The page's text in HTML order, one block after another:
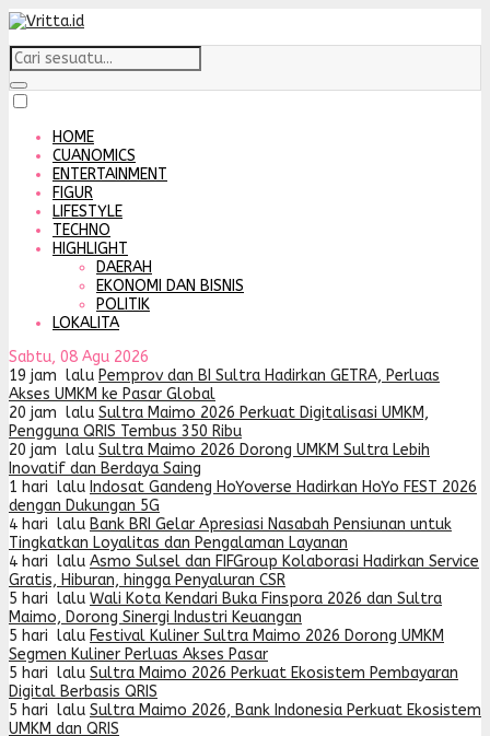
HOME
CUANOMICS
ENTERTAINMENT
FIGUR
LIFESTYLE
TECHNO
HIGHLIGHT
DAERAH
EKONOMI DAN BISNIS
POLITIK
LOKALITA
Sabtu, 08 Agu 2026
19 jam lalu Pemprov dan BI Sultra Hadirkan GETRA, Perluas
Akses UMKM ke Pasar Global
20 jam lalu Sultra Maimo 2026 Perkuat Digitalisasi UMKM,
Pengguna QRIS Tembus 350 Ribu
20 jam lalu Sultra Maimo 2026 Dorong UMKM Sultra Lebih
Inovatif dan Berdaya Saing
1 hari lalu Indosat Gandeng HoYoverse Hadirkan HoYo FEST 2026
dengan Dukungan 5G
4 hari lalu Bank BRI Gelar Apresiasi Nasabah Pensiunan untuk
Tingkatkan Loyalitas dan Pengalaman Layanan
4 hari lalu Asmo Sulsel dan FIFGroup Kolaborasi Hadirkan Service
Gratis, Hiburan, hingga Penyaluran CSR
5 hari lalu Wali Kota Kendari Buka Finspora 2026 dan Sultra
Maimo, Dorong Sinergi Industri Keuangan
5 hari lalu Festival Kuliner Sultra Maimo 2026 Dorong UMKM
Segmen Kuliner Perluas Akses Pasar
5 hari lalu Sultra Maimo 2026 Perkuat Ekosistem Pembayaran
Digital Berbasis QRIS
5 hari lalu Sultra Maimo 2026, Bank Indonesia Perkuat Ekosistem
UMKM dan QRIS